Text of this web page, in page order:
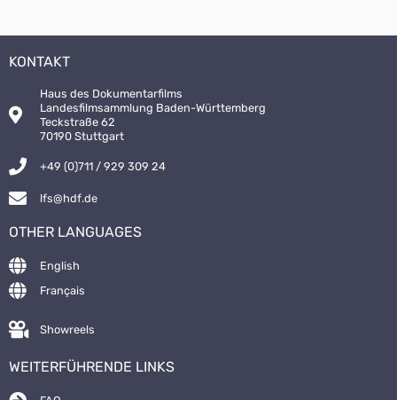
KONTAKT
Haus des Dokumentarfilms
Landesfilmsammlung Baden-Württemberg
Teckstraße 62
70190 Stuttgart
+49 (0)711 / 929 309 24
lfs@hdf.de
OTHER LANGUAGES
English
Français
Showreels
WEITERFÜHRENDE LINKS